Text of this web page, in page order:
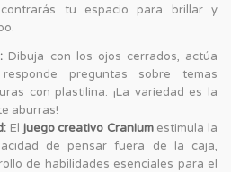
tu espacio para brillar y
Dibuja con los ojos cerrados, actúa
preguntas sobre temas
con plastilina. ¡La variedad es la
aburras!
El juego creativo Craniumestimula la
de pensar fuera de la caja,
de habilidades esenciales para el